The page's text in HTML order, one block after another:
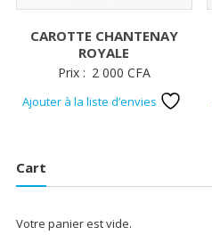
CAROTTE CHANTENAY
ROYALE
Prix : 2 000 CFA
Ajouter à la liste d’envies
Cart
Votre panier est vide.